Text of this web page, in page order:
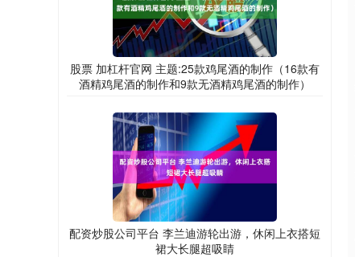
股票 加杠杆官网 主题:25款鸡尾酒的制作（16款有
酒精鸡尾酒的制作和9款无酒精鸡尾酒的制作）
配资炒股公司平台 李兰迪游轮出游，休闲上衣搭短
裙大长腿超吸睛